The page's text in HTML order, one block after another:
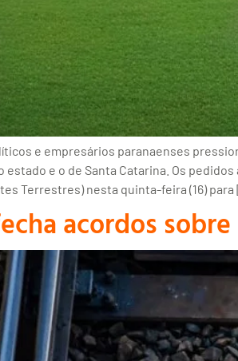
e empresários paranaenses
estado e o de Santa Catarina. Os
Terrestres) nesta quinta-feira (16)
acordos